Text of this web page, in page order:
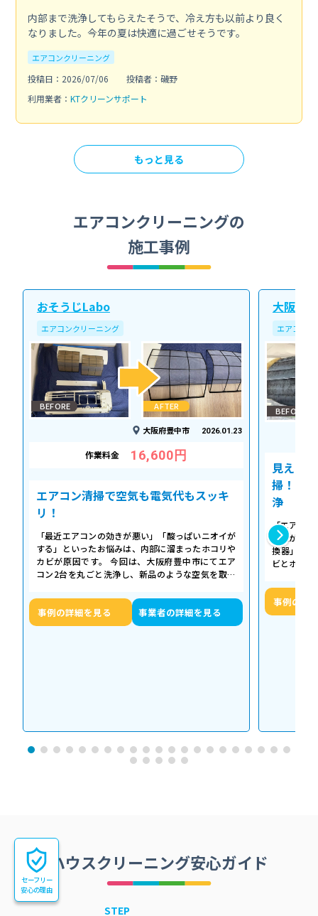
内部まで洗浄してもらえたそうで、冷え方も以前より良く
なりました。今年の夏は快適に過ごせそうです。
エアコンクリーニング
投稿日：2026/07/06
投稿者：磯野
利用業者： KTクリーンサポート
もっと見る
エアコンクリーニングの
施工事例
おそうじLabo
エアコンクリーニング
BEFORE AFTER
大阪府豊中市 2026.01.23
作業料金 16,600円
エアコン清掃で空気も電気代もスッキ
リ！
「最近エアコンの効きが悪い」「酸っぱいニオイが
する」といったお悩みは、内部に溜まったホコリや
カビが原因です。 今回は、大阪府豊中市にてエア
コン2台を丸ごと洗浄し、新品のような空気を取り
事例の詳細を見る 事業者の詳細を見る
大阪北
エアコン
BEFORE
見えな
掃！空
浄
「エアコ
た気がす
換器」の
ビとホコ
事例の詳
ハウスクリーニング安心ガイド
STEP
セーフリー
安心の理由